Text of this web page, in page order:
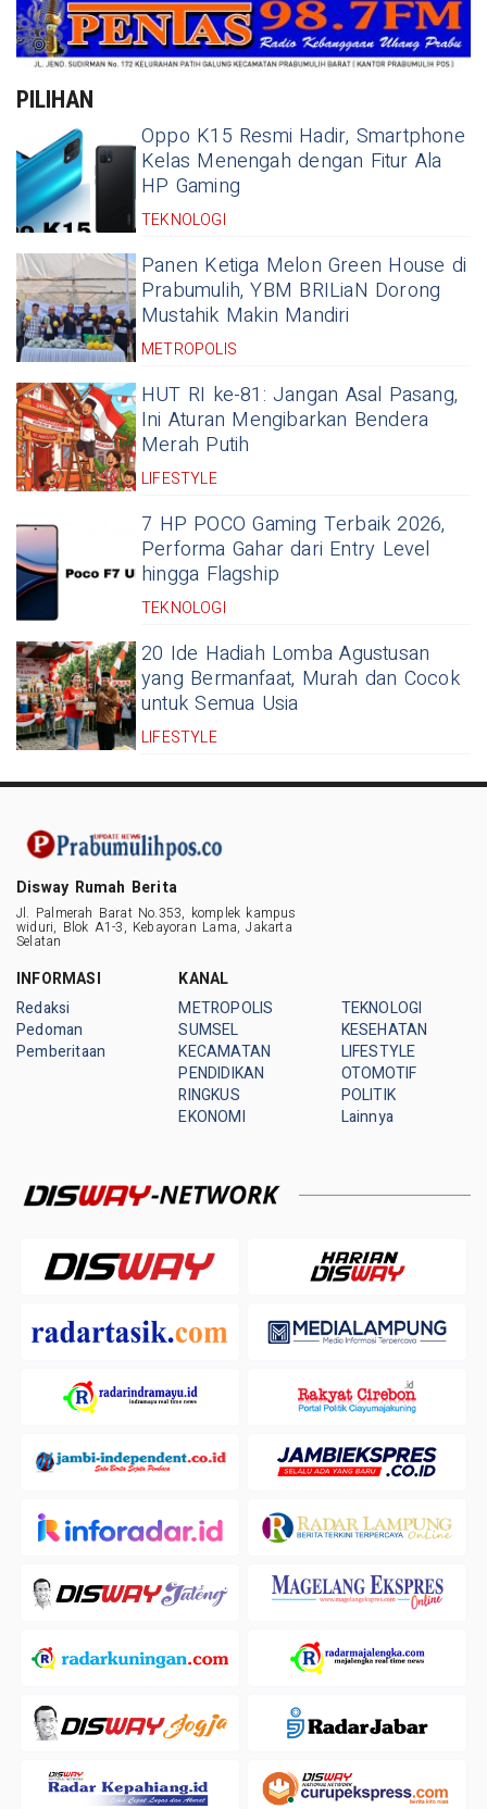
PILIHAN
Oppo K15 Resmi Hadir, Smartphone
Kelas Menengah dengan Fitur Ala
HP Gaming
TEKNOLOGI
Panen Ketiga Melon Green House di
Prabumulih, YBM BRILiaN Dorong
Mustahik Makin Mandiri
METROPOLIS
HUT RI ke-81: Jangan Asal Pasang,
Ini Aturan Mengibarkan Bendera
Merah Putih
LIFESTYLE
7 HP POCO Gaming Terbaik 2026,
Performa Gahar dari Entry Level
hingga Flagship
TEKNOLOGI
20 Ide Hadiah Lomba Agustusan
yang Bermanfaat, Murah dan Cocok
untuk Semua Usia
LIFESTYLE
Disway Rumah Berita
Jl. Palmerah Barat No.353, komplek kampus
widuri, Blok A1-3, Kebayoran Lama, Jakarta
Selatan
INFORMASI
Redaksi
Pedoman
Pemberitaan
KANAL
METROPOLIS
SUMSEL
KECAMATAN
PENDIDIKAN
RINGKUS
EKONOMI
TEKNOLOGI
KESEHATAN
LIFESTYLE
OTOMOTIF
POLITIK
Lainnya